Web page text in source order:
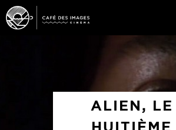
À L’AFFICHE
ÉVÉNEMENTS
CAFÉ DU CINÉ
ALIEN, LE
HUITIÈME